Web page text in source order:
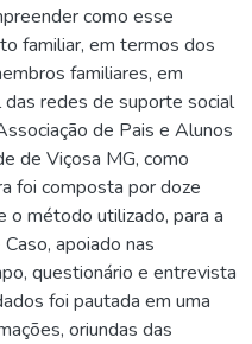
como esse
familiar, em termos dos
familiares, em
redes de suporte social
de Pais e Alunos
de Viçosa MG, como
foi composta por doze
o método utilizado, para a
apoiado nas
questionário e entrevista
foi pautada em uma
oriundas das